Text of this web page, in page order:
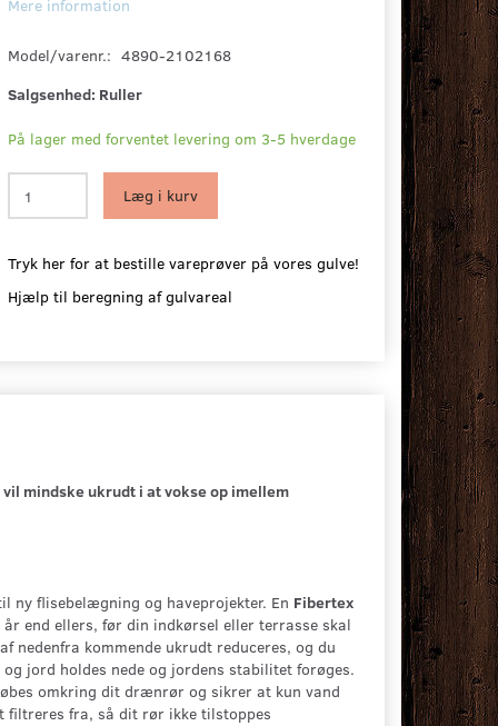
Mere information
Model/varenr.: 4890-2102168
Salgsenhed: Ruller
På lager med forventet levering om 3-5 hverdage
Læg i kurv
Tryk her for at bestille vareprøver på vores gulve!
Hjælp til beregning af gulvareal
mindske ukrudt i at vokse op imellem
ny flisebelægning og haveprojekter. En Fibertex
end ellers, før din indkørsel eller terrasse skal
kommende ukrudt reduceres, og du
jord holdes nede og jordens stabilitet forøges.
omkring dit drænrør og sikrer at kun vand
filtreres fra, så dit rør ikke tilstoppes